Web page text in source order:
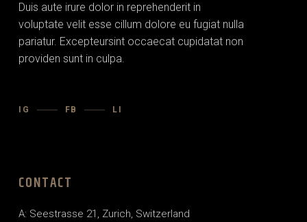
Duis aute irure dolor in reprehenderit in
voluptate velit esse cillum dolore eu fugiat nulla
pariatur. Excepteursint occaecat cupidatat non
providen sunt in culpa.
IG FB LI
CONTACT
A: Seestrasse 21, Zurich, Switzerland